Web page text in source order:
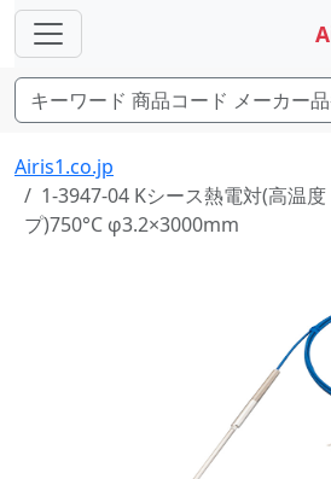
Airis1.co.jp
1-3947-04 Kシース熱電対(高温
プ)750°C φ3.2×3000mm